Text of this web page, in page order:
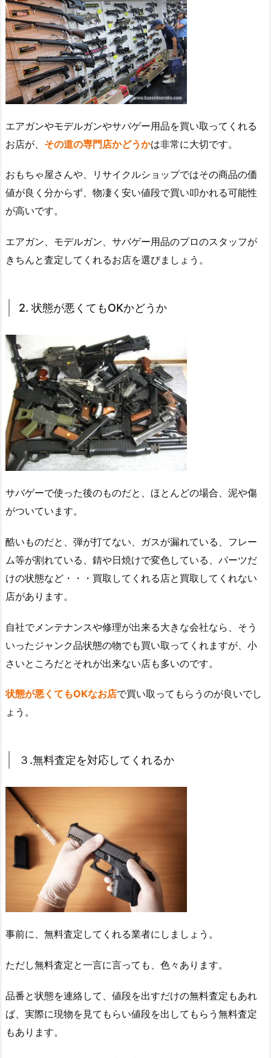
エアガンやモデルガンやサバゲー用品を買い取ってくれる
お店が、 その道の専門店かどうかは非常に大切です。
おもちゃ屋さんや、リサイクルショップではその商品の価
値が良く分からず、物凄く安い値段で買い叩かれる可能性
が高いです。
エアガン、モデルガン、サバゲー用品のプロのスタッフが
きちんと査定してくれるお店を選びましょう。
2. 状態が悪くてもOKかどうか
サバゲーで使った後のものだと、ほとんどの場合、泥や傷
がついています。
酷いものだと、弾が打てない、ガスが漏れている、フレー
ム等が割れている、錆や日焼けで変色している、パーツだ
けの状態など・・・買取してくれる店と買取してくれない
店があります。
自社でメンテナンスや修理が出来る大きな会社なら、そう
いったジャンク品状態の物でも買い取ってくれますが、小
さいところだとそれが出来ない店も多いのです。
状態が悪くてもOKなお店で買い取ってもらうのが良いでし
ょう。
３.無料査定を対応してくれるか
事前に、無料査定してくれる業者にしましょう。
ただし無料査定と一言に言っても、色々あります。
品番と状態を連絡して、値段を出すだけの無料査定もあれ
ば、実際に現物を見てもらい値段を出してもらう無料査定
もあります。